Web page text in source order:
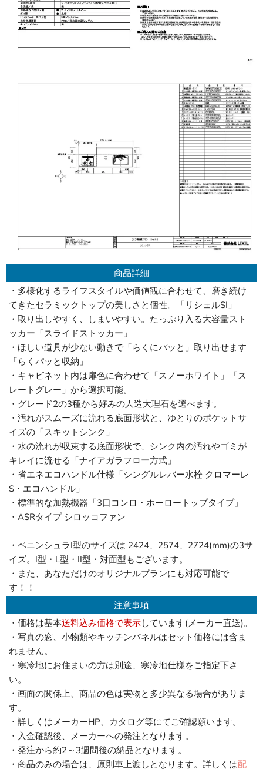
商品詳細
・多様化するライフスタイルや価値観に合わせて、磨き続け
てきたセラミックトップの美しさと個性。「リシェルSI」
・取り出しやすく、しまいやすい。たっぷり入る大容量スト
ッカー「スライドストッカー」
・ほしい道具が少ない動きで「らくにパッと」取り出せます
「らくパッと収納」
・キャビネット内は扉色に合わせて「スノーホワイト」「ス
レートグレー」から選択可能。
・グレード2の3種から好みの人造大理石を選べます。
・汚れがスムーズに流れる底面形状と、ゆとりのポケットサ
イズの「スキットシンク」
・水の流れが収束する底面形状で、シンク内の汚れやゴミが
キレイに流せる「ナイアガラフロー方式」
・省エネエコハンドル仕様「シングルレバー水栓 クロマーレ
S・エコハンドル」
・標準的な加熱機器「3口コンロ・ホーロートップタイプ」
・ASRタイプ シロッコファン
・ペニンシュラI型のサイズは 2424、2574、2724(mm)の3サ
イズ。I型・L型・II型・対面型もございます。
・また、あなただけのオリジナルプランにも対応可能で
す！！
注意事項
・価格は基本送料込み価格で表示しています(メーカー直送)。
・写真の窓、小物類やキッチンパネルはセット価格には含ま
れません。
・寒冷地にお住まいの方は別途、寒冷地仕様をご指定下さ
い。
・画面の関係上、商品の色は実物と多少異なる場合がありま
す。
・詳しくはメーカーHP、カタログ等にてご確認願います。
・入金確認後、メーカーへの発注となります。
・発注から約2～3週間後の納品となります。
・商品のみの場合は、原則車上渡しとなります。詳しくは配